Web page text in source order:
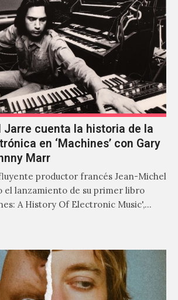
Jarre cuenta la historia de la
en ‘Machines’ con Gary
Marr
productor francés Jean-Michel
el lanzamiento de su primer libro
A History Of Electronic Music',